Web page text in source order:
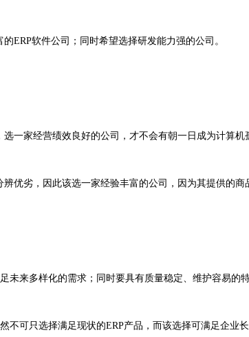
ERP软件公司；同时希望选择研发能力强的公司。
家经营绩效良好的公司，才不会有朝一日成为计算机
劣，因此该选一家经验丰富的公司，因为其提供的商
未来多样化的需求；同时要具有质量稳定、维护容易的特
可只选择满足现状的ERP产品，而该选择可满足企业长